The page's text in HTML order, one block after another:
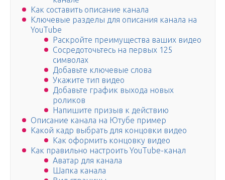
Как составить описание канала
Ключевые разделы для описания канала на
YouTube
Раскройте преимущества ваших видео
Сосредоточьтесь на первых 125
символах
Добавьте ключевые слова
Укажите тип видео
Добавьте график выхода новых
роликов
Напишите призыв к действию
Описание канала на Ютубе пример
Какой кадр выбрать для концовки видео
Как оформить концовку видео
Как правильно настроить YouTube-канал
Аватар для канала
Шапка канала